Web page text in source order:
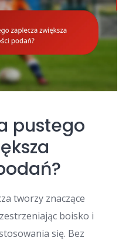
pustego
tworzy znaczące
boisko i
się. Bez